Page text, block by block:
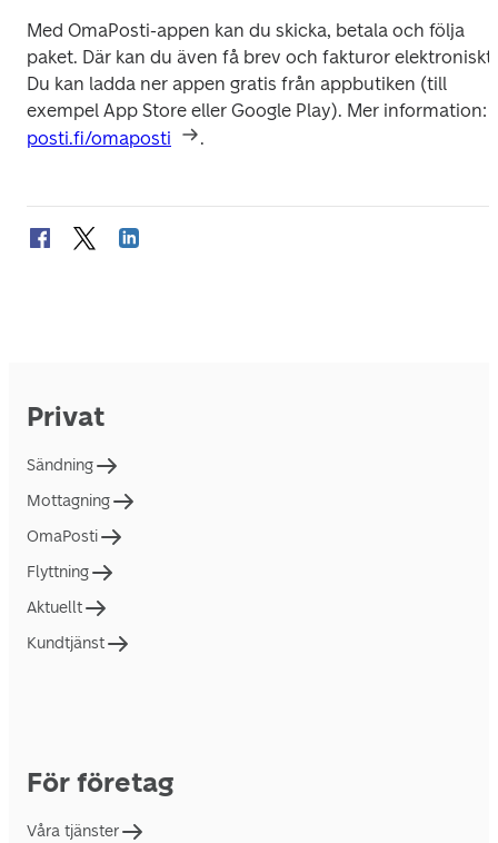
Med OmaPosti-appen kan du skicka, betala och följa
paket. Där kan du även få brev och fakturor elektroniskt.
Du kan ladda ner appen gratis från appbutiken (till
posti.fi/omaposti
.
Privat
Sändning
Mottagning
OmaPosti
Flyttning
Aktuellt
Kundtjänst
För företag
Våra tjänster